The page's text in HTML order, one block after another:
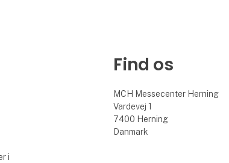
i
Find os
MCH Messecenter Herning
Vardevej 1
7400 Herning
Danmark